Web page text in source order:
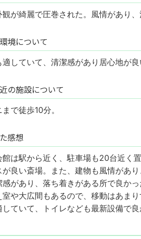
観が綺麗で圧巻された。風情があり、
境について
していて、清潔感があり居心地が良
の施設について
で徒歩10分。
感想
館は駅から近く、駐車場も20台近く
が良い斎場。また、建物も風情があ
感があり、落ち着きがある所で良か
室や大広間もあるので、移動はあま
していて、トイレなども最新設備で良